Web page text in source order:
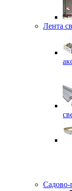
Лента
Садово-